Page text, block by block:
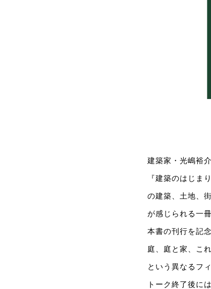
建築家・光嶋裕
『建築のはじま
の建築、土地、
が感じられる一冊
本書の刊行を記
庭、庭と家、こ
という異なるフ
トーク終了後に